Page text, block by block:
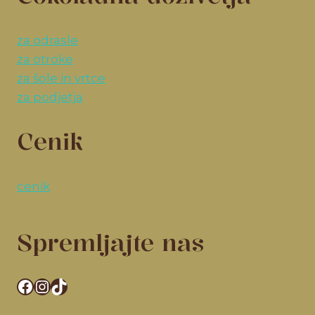
za odrasle
za otroke
za šole in vrtce
za podjetja
Cenik
cenik
Spremljajte nas
Facebook
Instagram
TikTok